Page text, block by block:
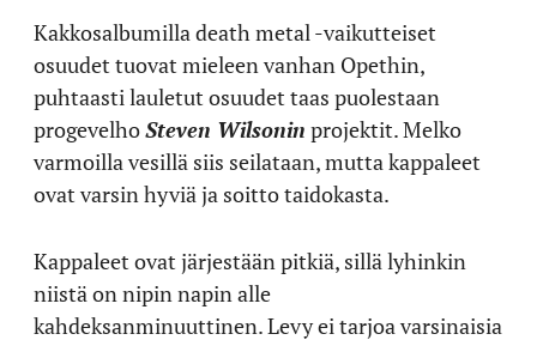
Kakkosalbumilla death metal -vaikutteiset
osuudet tuovat mieleen vanhan Opethin,
puhtaasti lauletut osuudet taas puolestaan
progevelhoSteven Wilsonin projektit. Melko
varmoilla vesillä siis seilataan, mutta kappaleet
ovat varsin hyviä ja soitto taidokasta.
Kappaleet ovat järjestään pitkiä, sillä lyhinkin
niistä on nipin napin alle
kahdeksanminuuttinen. Levy ei tarjoa varsinaisia